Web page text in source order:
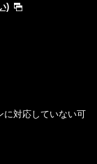
)
に対応していない可